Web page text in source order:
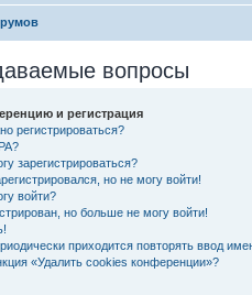
вопросы
и регистрация
регистрироваться?
зарегистрироваться?
но не могу войти!
войти?
но больше не могу войти!
приходится повторять ввод
«Удалить cookies конференции»?